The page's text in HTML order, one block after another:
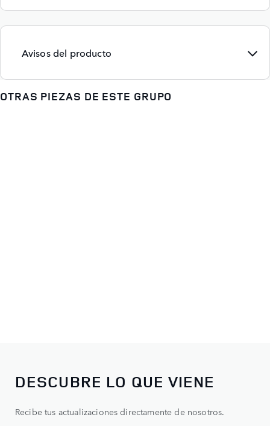
Avisos del producto
OTRAS PIEZAS DE ESTE GRUPO
DESCUBRE LO QUE VIENE
Recibe tus actualizaciones directamente de nosotros.